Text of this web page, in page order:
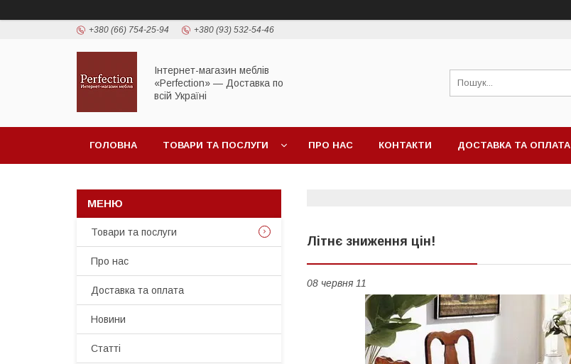
+380 (66) 754-25-94 +380 (93) 532-54-46
Інтернет-магазин меблів
«Perfection» — Доставка по
всій Україні
ГОЛОВНА ТОВАРИ ТА ПОСЛУГИ ПРО НАС КОНТАКТИ ДОСТАВКА ТА ОПЛАТА
Літнє зниження цін!
08 червня 11
Товари та послуги
Про нас
Доставка та оплата
Новини
Статті